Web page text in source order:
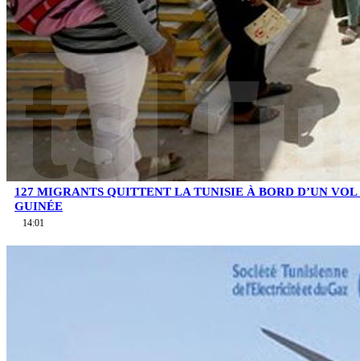
127 MIGRANTS QUITTENT LA TUNISIE À BORD D’UN
GUINÉE
14:01